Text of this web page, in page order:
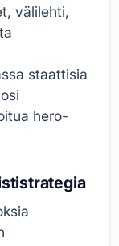
välilehti,
staattisia
hero-